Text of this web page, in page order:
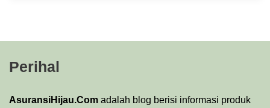
Perihal
AsuransiHijau.Com adalah blog berisi informasi produk